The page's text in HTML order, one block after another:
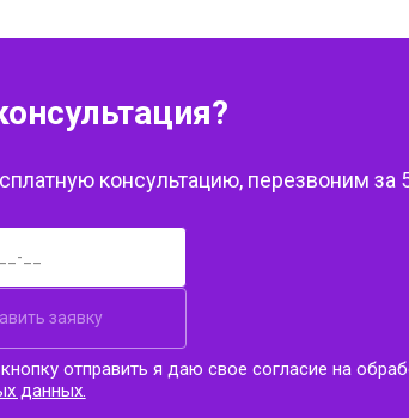
консультацию, перезвоним за
заявку
отправить я даю свое согласие на
данных.